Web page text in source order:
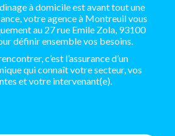
à domicile est avant tout une
votre agence à Montreuil vous
au 27 rue Emile Zola, 93100
définir ensemble vos besoins.
c’est l’assurance d’un
qui connaît votre secteur, vos
et votre intervenant(e).